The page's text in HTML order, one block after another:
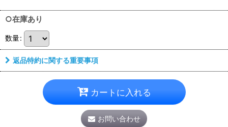
○在庫あり
数量:
返品特約に関する重要事項
カートに入れる
お問い合わせ